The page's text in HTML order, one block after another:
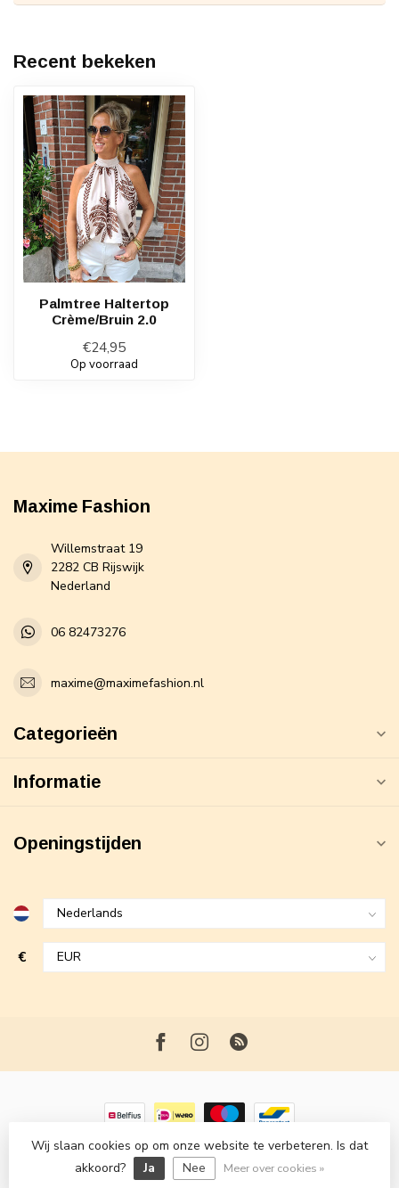
Recent bekeken
Palmtree Haltertop
Crème/Bruin 2.0
€24,95
Op voorraad
Maxime Fashion
Willemstraat 19
2282 CB Rijswijk
Nederland
06 82473276
maxime@maximefashion.nl
Categorieën
Informatie
Openingstijden
€
© Copyright 2026 Maxime Fashion- Powered byLightspeed-
Lightspeed design
Dyvelopment
Wij slaan cookies op om onze website te verbeteren. Is dat
akkoord?
Ja Nee Meer over cookies »